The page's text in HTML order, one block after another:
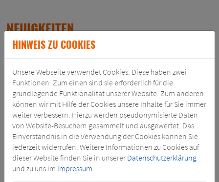
NEUIGKEITEN
11.03.2022
TRAFO-PROFIS AN BORD: SGB-USA REPARIERT
TRANSFORMATOR AUF KREUZFAHRTSCHIFF
Fast 300 Meter lang und mit Platz für mehr
als 3.000 Passagiere: Das Kreuzfahrtschiff,
auf das die Service-Crew von SGB-USA/OTC
Service im September 2021 gerufen wurde,
ist allein von den Zahlen her
beeindruckend. Doch weil ein 6,6-MVA-
Transformator,…
HINWEIS ZU COOKIES
Unsere Webseite verwendet Cookies. Diese haben zwei
Funktionen: Zum einen sind sie erforderlich für die
grundlegende Funktionalität unserer Website. Zum anderen
können wir mit Hilfe der Cookies unsere Inhalte für Sie immer
weiter verbessern. Hierzu werden pseudonymisierte Daten
von Website-Besuchern gesammelt und ausgewertet. Das
Einverständnis in die Verwendung der Cookies können Sie
jederzeit widerrufen. Weitere Informationen zu Cookies auf
dieser Website finden Sie in unserer Datenschutzerklärung
und zu uns im Impressum.